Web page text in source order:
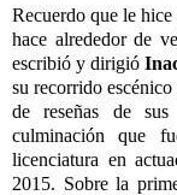
Recuerdo que le
hace alrededor de
escribió y dirigió
su recorrido
de reseñas de sus
culminación que
licenciatura en
2015. Sobre la